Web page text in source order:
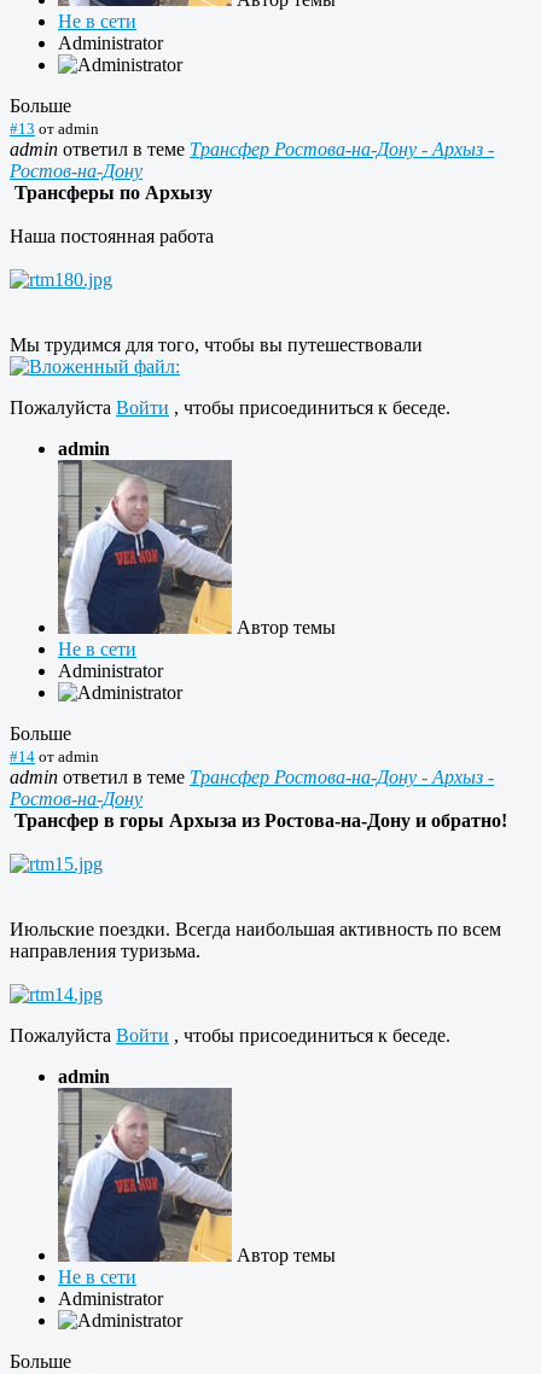
Не в сети
Administrator
Больше
#13 от admin
admin ответил в теме Трансфер Ростова-на-Дону - Архыз -
Ростов-на-Дону
Трансферы по Архызу
Наша постоянная работа
Мы трудимся для того, чтобы вы путешествовали
Пожалуйста Войти , чтобы присоединиться к беседе.
admin
Автор темы
Не в сети
Administrator
Больше
#14 от admin
admin ответил в теме Трансфер Ростова-на-Дону - Архыз -
Ростов-на-Дону
Трансфер в горы Архыза из Ростова-на-Дону и обратно!
Июльские поездки. Всегда наибольшая активность по всем
направления туризьма.
Пожалуйста Войти , чтобы присоединиться к беседе.
admin
Автор темы
Не в сети
Administrator
Больше